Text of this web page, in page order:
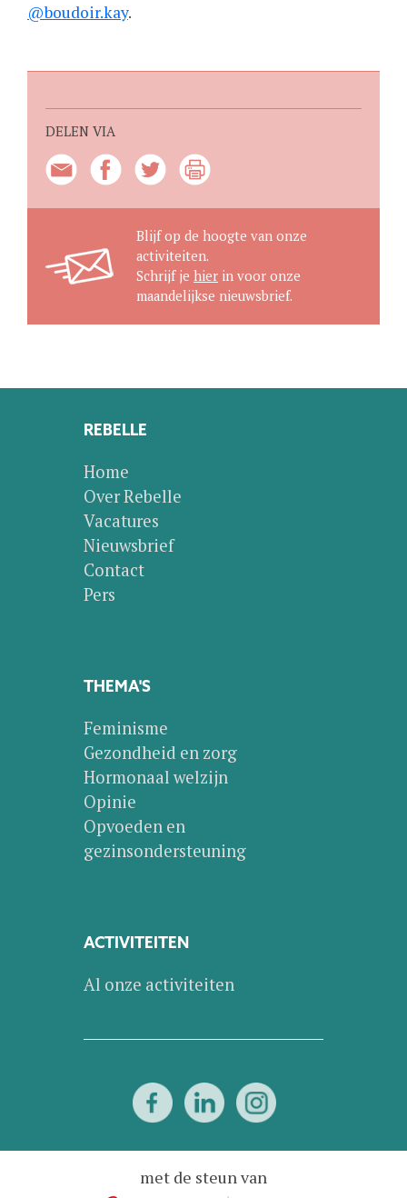
@boudoir.kay.
DELEN VIA
Blijf op de hoogte van onze
activiteiten.
Schrijf je hier in voor onze
maandelijkse nieuwsbrief.
REBELLE
Home
Over Rebelle
Vacatures
Nieuwsbrief
Contact
Pers
THEMA'S
Feminisme
Gezondheid en zorg
Hormonaal welzijn
Opinie
Opvoeden en
gezinsondersteuning
ACTIVITEITEN
Al onze activiteiten
met de steun van